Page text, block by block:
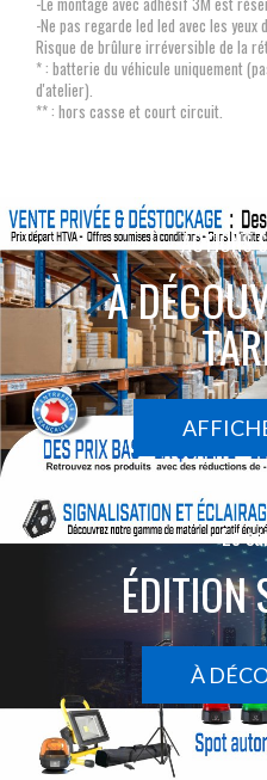
-Ne pas regarde led led avec les
Risque de brûlure irréversible de la
* : batterie du véhicule uniquement
d'atelier).
** : hors casse et court circuit.
ACTIONS
À
Le
ÉDITION
À